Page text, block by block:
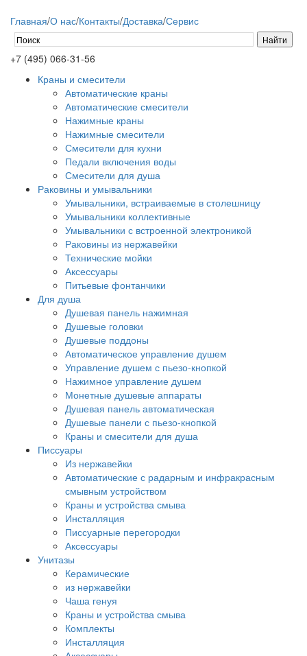
Главная/О нас/Контакты/Доставка/Сервис
+7 (495) 066-31-56
Краны и смесители
Автоматические краны
Автоматические смесители
Нажимные краны
Нажимные смесители
Смесители для кухни
Педали включения воды
Смесители для душа
Раковины и умывальники
Умывальники, встраиваемые в столешницу
Умывальники коллективные
Умывальники с встроенной электроникой
Раковины из нержавейки
Технические мойки
Аксессуары
Питьевые фонтанчики
Для душа
Душевая панель нажимная
Душевые головки
Душевые поддоны
Автоматическое управление душем
Управление душем с пьезо-кнопкой
Нажимное управление душем
Монетные душевые аппараты
Душевая панель автоматическая
Душевые панели с пьезо-кнопкой
Краны и смесители для душа
Писсуары
Из нержавейки
Автоматические с радарным и инфракрасным
смывным устройством
Краны и устройства смыва
Инсталляция
Писсуарные перегородки
Аксессуары
Унитазы
Керамические
из нержавейки
Чаша генуя
Краны и устройства смыва
Комплекты
Инсталляция